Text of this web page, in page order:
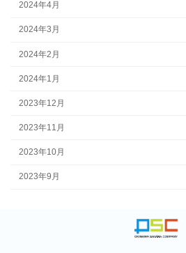
2024年4月
2024年3月
2024年2月
2024年1月
2023年12月
2023年11月
2023年10月
2023年9月